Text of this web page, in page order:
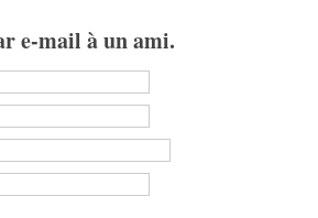
e-mail à un ami.